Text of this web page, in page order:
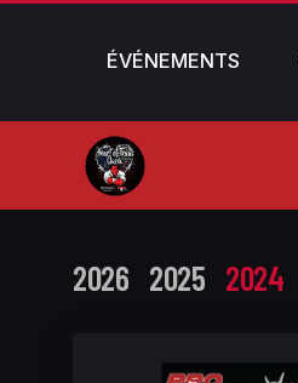
ÉVÉNEMENTS
2026 2025 2024